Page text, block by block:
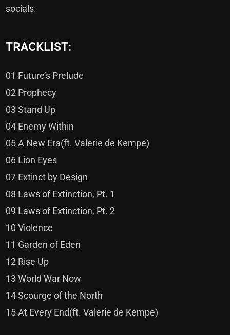
socials.
TRACKLIST:
01 Future’s Prelude
02 Prophecy
03 Stand Up
04 Enemy Within
05 A New Era(ft. Valerie de Kempe)
06 Lion Eyes
07 Extinct by Design
08 Laws of Extinction, Pt. 1
09 Laws of Extinction, Pt. 2
10 Violence
11 Garden of Eden
12 Rise Up
13 World War Now
14 Scourge of the North
15 At Every End(ft. Valerie de Kempe)